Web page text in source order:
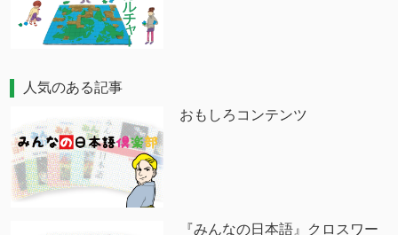
人気のある記事
おもしろコンテンツ
『みんなの日本語』クロスワー